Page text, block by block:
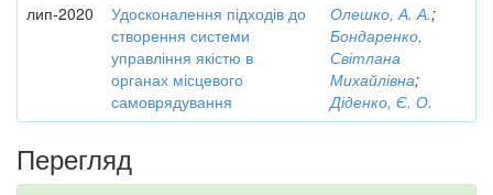
лип-2020
Удосконалення підходів до
створення системи
управління якістю в
органах місцевого
самоврядування
Олешко, А. А.;
Бондаренко,
Світлана
Михайлівна;
Діденко, Є. О.
Перегляд